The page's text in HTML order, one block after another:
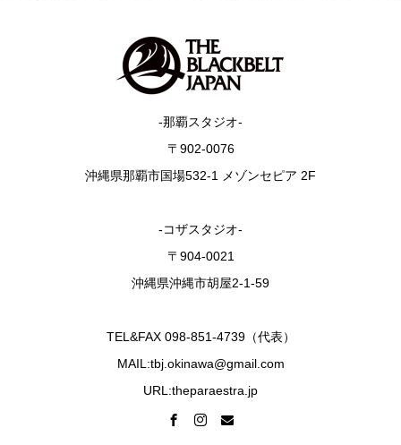
-那覇スタジオ-
〒902-0076
沖縄県那覇市国場532-1 メゾンセピア 2F
-コザスタジオ-
〒904-0021
沖縄県沖縄市胡屋2-1-59
TEL&FAX 098-851-4739（代表）
MAIL:tbj.okinawa@gmail.com
URL:theparaestra.jp